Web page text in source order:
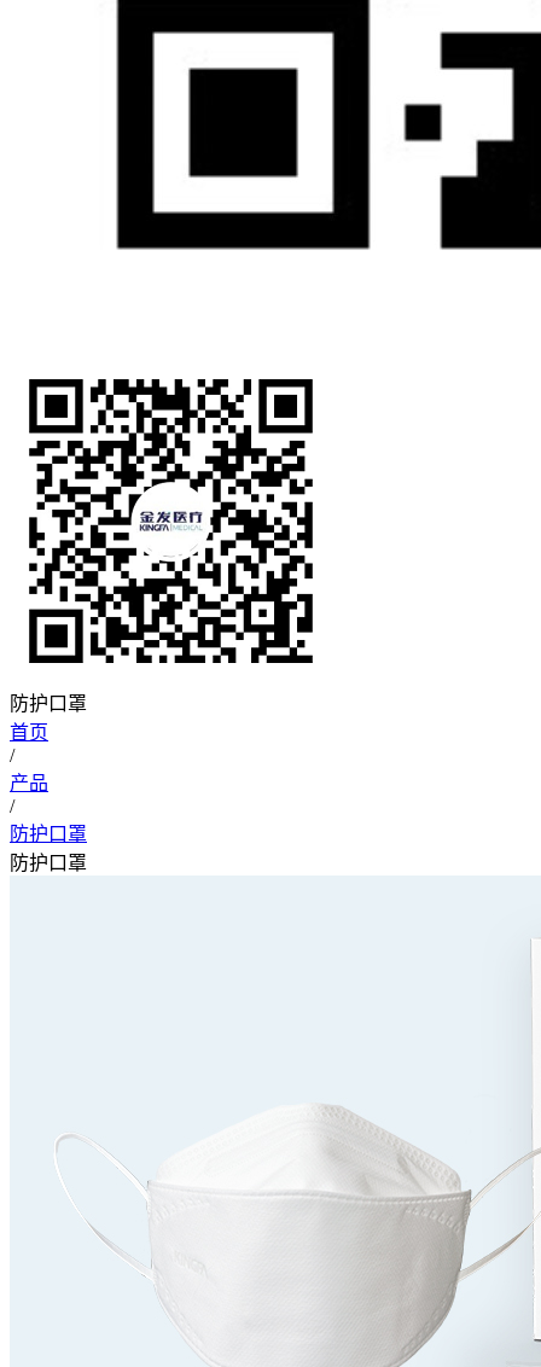
防护口罩
首页
/
产品
/
防护口罩
防护口罩